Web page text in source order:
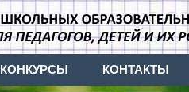
КОНКУРСЫ КОНТАКТЫ